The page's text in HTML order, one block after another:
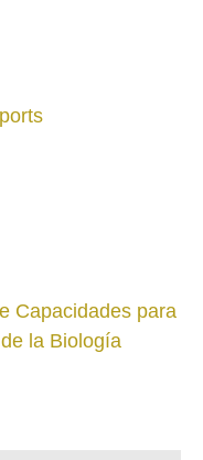
Capacidades para
la Biología